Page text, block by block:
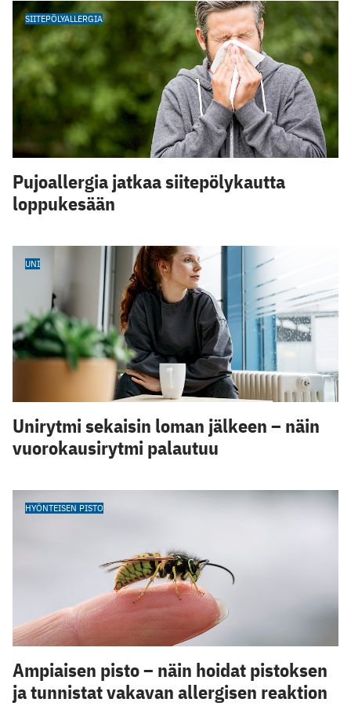
SIITEPÖLYALLERGIA
Pujoallergia jatkaa siitepölykautta
loppukesään
UNI
Unirytmi sekaisin loman jälkeen – näin
vuorokausirytmi palautuu
HYÖNTEISEN PISTO
Ampiaisen pisto – näin hoidat pistoksen
ja tunnistat vakavan allergisen reaktion